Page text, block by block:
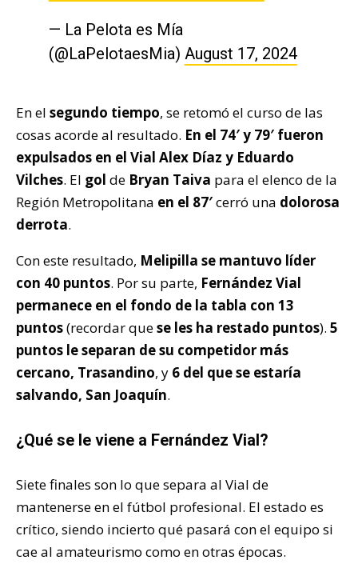
— La Pelota es Mía
(@LaPelotaesMia) August 17, 2024
En el segundo tiempo, se retomó el curso de las
cosas acorde al resultado. En el 74′ y 79′ fueron
expulsados en el Vial Alex Díaz y Eduardo
Vilches. El gol de Bryan Taiva para el elenco de la
Región Metropolitana en el 87′cerró una dolorosa
derrota.
Con este resultado, Melipilla se mantuvo líder
con 40 puntos. Por su parte, Fernández Vial
permanece en el fondo de la tabla con 13
puntos(recordar quese les ha restado puntos). 5
puntos le separan de su competidor más
cercano, Trasandino, y 6 del que se estaría
salvando, San Joaquín.
¿Qué se le viene a Fernández Vial?
Siete finales son lo que separa al Vial de
mantenerse en el fútbol profesional. El estado es
crítico, siendo incierto qué pasará con el equipo si
cae al amateurismo como en otras épocas.